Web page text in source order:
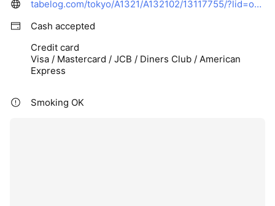
tabelog.com/tokyo/A1321/A132102/13117755/?lid=owner_rst-top-jitempo_pc
Cash accepted
Credit card
Visa / Mastercard / JCB / Diners Club / American
Express
Smoking OK